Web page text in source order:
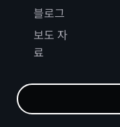
블로그
보도 자
료